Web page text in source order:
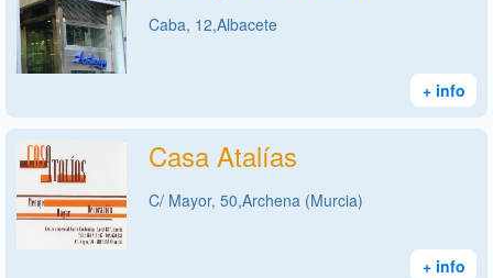
Caba, 12,Albacete
+ info
Casa Atalías
C/ Mayor, 50,Archena (Murcia)
+ info